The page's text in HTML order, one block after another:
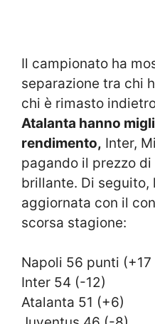
Il campionato ha
separazione tra chi
chi è rimasto
Atalanta hanno
rendimento, Inter,
pagando il prezzo
brillante. Di seguito,
aggiornata con il
scorsa stagione:
Napoli 56 punti
Inter 54 (-12)
Atalanta 51 (+6)